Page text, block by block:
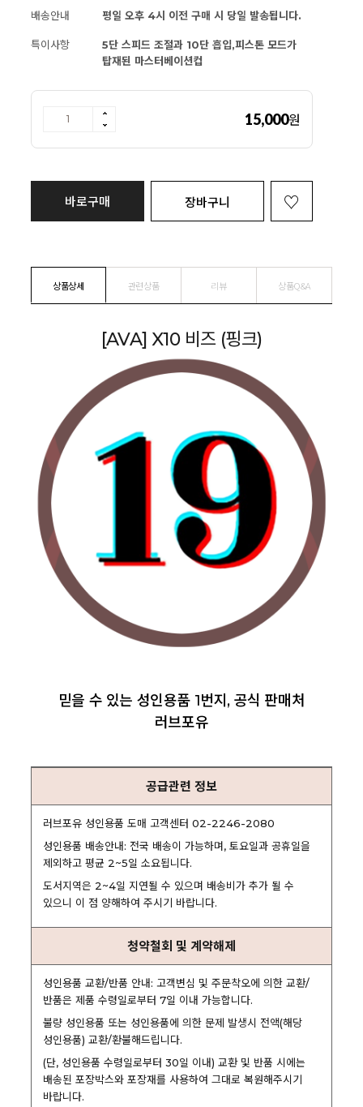
배송안내 평일 오후 4시 이전 구매 시 당일 발송됩니다.
특이사항
5단 스피드 조절과 10단 흡입,피스톤 모드가
탑재된 마스터베이션컵
15,000원
바로구매 장바구니
상품상세 관련상품 리뷰 상품Q&A
[AVA] X10 비즈 (핑크)
믿을 수 있는 성인용품 1번지, 공식 판매처
러브포유
공급관련 정보
러브포유 성인용품 도매 고객센터 02-2246-2080
성인용품 배송안내: 전국 배송이 가능하며, 토요일과 공휴일을
제외하고 평균 2~5일 소요됩니다.
도서지역은 2~4일 지연될 수 있으며 배송비가 추가 될 수
있으니 이 점 양해하여 주시기 바랍니다.
청약철회 및 계약해제
성인용품 교환/반품 안내: 고객변심 및 주문착오에 의한 교환/
반품은 제품 수령일로부터 7일 이내 가능합니다.
불량 성인용품 또는 성인용품에 의한 문제 발생시 전액(해당
성인용품) 교환/환불해드립니다.
(단, 성인용품 수령일로부터 30일 이내) 교환 및 반품 시에는
배송된 포장박스와 포장재를 사용하여 그대로 복원해주시기
바랍니다.